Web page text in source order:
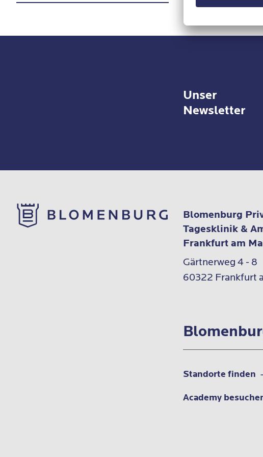
Unser
Newsletter
Blomenburg
Tagesklinik &
Frankfurt am
Gärtnerweg 4 - 8
60322 Frankfurt
Standorte finden
Academy